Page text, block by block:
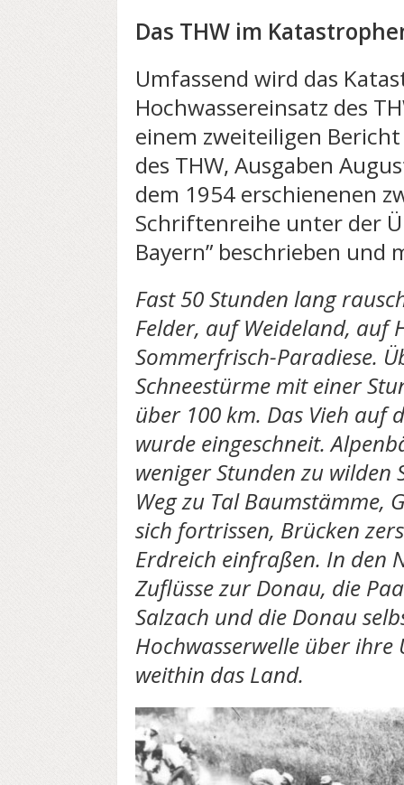
Das THW im
Umfassend wird das
Hochwassereinsatz des
einem zweiteiligen
des THW, Ausgaben
dem 1954 erschienenen
Schriftenreihe unter der
Bayern” beschrieben
Fast 50 Stunden lang
Felder, auf Weideland, auf
Sommerfrisch-Paradiese.
Schneestürme mit einer
über 100 km. Das Vieh auf
wurde eingeschneit.
weniger Stunden zu
Weg zu Tal Baumstämme,
sich fortrissen, Brücken
Erdreich einfraßen. In den
Zuflüsse zur Donau, die
Salzach und die Donau
Hochwasserwelle über
weithin das Land.